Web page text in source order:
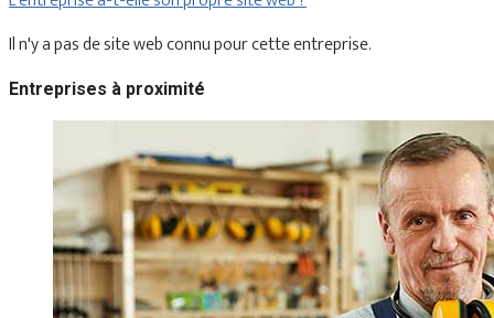
Il n'y a pas de site web connu pour cette entreprise.
Entreprises à proximité